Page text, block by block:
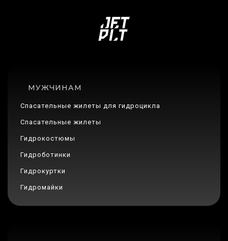
МУЖЧИНАМ
Спасательные жилеты для гидроцикла
Спасательные жилеты
Гидрокостюмы
Гидроботинки
Гидрокуртки
Гидромайки